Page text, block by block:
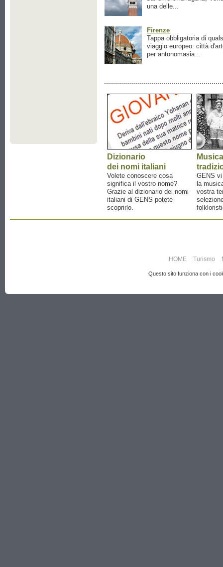
una delle...
Firenze
Tappa obbligatoria di
viaggio europeo: città
per antonomasia...
Dizionario
dei nomi italiani
Volete conoscere cosa
significa il vostro nome?
Grazie al dizionario dei nomi
italiani di GENS potete
scoprirlo.
Musica
GENS
la
vostra
HOME Turismo
Questo sito funziona con i